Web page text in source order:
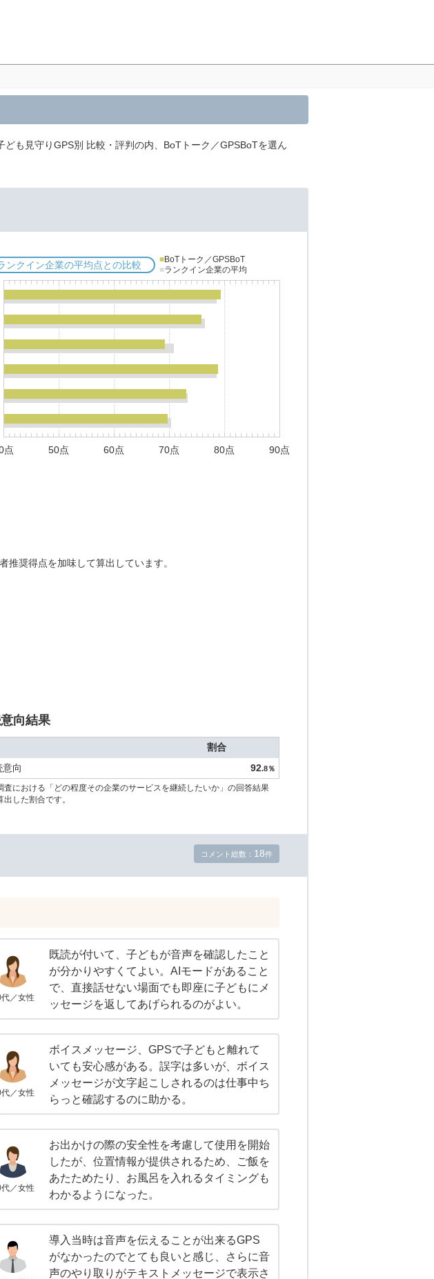
ども見守りGPS別 比較・評判の内、BoTトーク／GPSBoTを選ん
ンクイン企業の平均点との比較 ■BoTトーク／GPSBoT
■ランクイン企業の平均
点 50点 60点 70点 80点 90点
奨得点を加味して算出しています。
向結果
割合
意向
92.8％
における「どの程度その企業のサービスを継続したいか」の回答結果
出した割合です。
コメント総数： 18件
／女性
既読が付いて、子どもが音声を確認したこと
が分かりやすくてよい。AIモードがあること
で、直接話せない場面でも即座に子どもにメ
ッセージを返してあげられるのがよい。
／女性
ボイスメッセージ、GPSで子どもと離れて
いても安心感がある。誤字は多いが、ボイス
メッセージが文字起こしされるのは仕事中ち
らっと確認するのに助かる。
／女性
お出かけの際の安全性を考慮して使用を開始
したが、位置情報が提供されるため、ご飯を
あたためたり、お風呂を入れるタイミングも
わかるようになった。
導入当時は音声を伝えることが出来るGPS
がなかったのでとても良いと感じ、さらに音
声のやり取りがテキストメッセージで表示さ